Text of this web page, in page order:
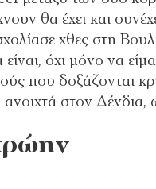
θα έχει και
χθες στη
όχι μόνο να
που δοξάζονται
ανοιχτά στον Δένδια,